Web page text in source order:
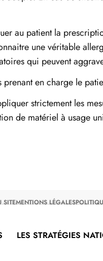
LES STRATÉGIES
au patient la
une véritable
qui peuvent
prenant en charge le
strictement les
de matériel à usage
SITEMENTIONS LÉGALES